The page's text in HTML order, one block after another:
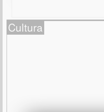
Instituto Sonorense
Cultura